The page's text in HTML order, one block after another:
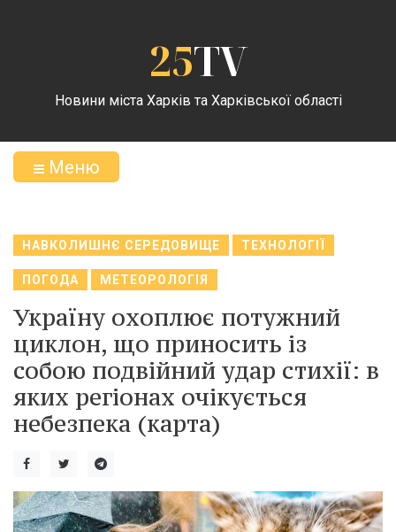
25TV
Новини міста Харків та Харківської області
Меню
НАВКОЛИШНЄ СЕРЕДОВИЩЕ ТЕХНОЛОГІЇ
ПОГОДА МЕТЕОРОЛОГІЯ
Україну охоплює потужний
циклон, що приносить із
собою подвійний удар стихії: в
яких регіонах очікується
небезпека (карта)